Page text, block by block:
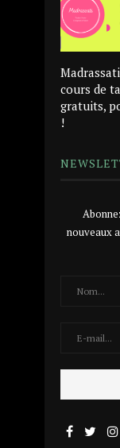
cours de
gratuits,
!
nouveaux